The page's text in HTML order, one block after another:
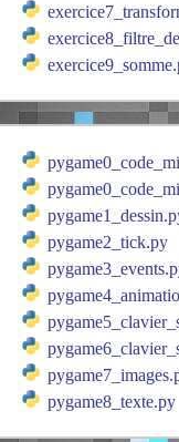
pygame2_tick.py
pygame8_texte.py